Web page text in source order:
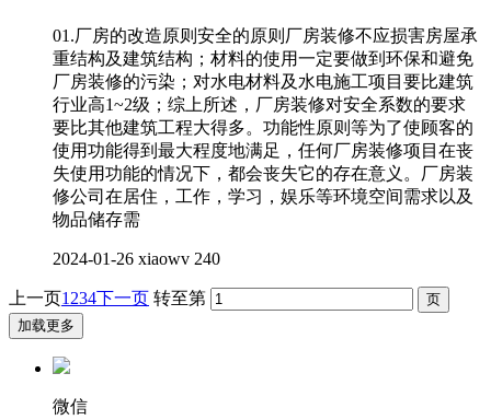
01.厂房的改造原则安全的原则厂房装修不应损害房屋承
重结构及建筑结构；材料的使用一定要做到环保和避免
厂房装修的污染；对水电材料及水电施工项目要比建筑
行业高1~2级；综上所述，厂房装修对安全系数的要求
要比其他建筑工程大得多。功能性原则等为了使顾客的
使用功能得到最大程度地满足，任何厂房装修项目在丧
失使用功能的情况下，都会丧失它的存在意义。厂房装
修公司在居住，工作，学习，娱乐等环境空间需求以及
物品储存需
2024-01-26 xiaowv 240
上一页1 234下一页 转至第
加载更多
微信